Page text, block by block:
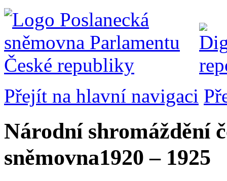
Přejít na hlavní navigaci
Národní shromáždění
sněmovna1920 – 1925